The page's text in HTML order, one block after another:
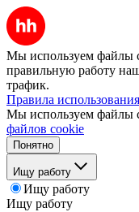
Мы используем файлы
правильную работу
трафик.
Правила
Мы используем файлы
файлов cookie
Понятно
Ищу работу
Ищу работу
Ищу работу